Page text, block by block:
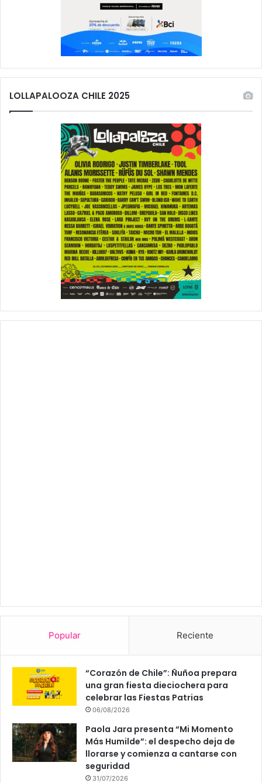
LOLLAPALOOZA CHILE 2025
Popular Reciente
“Corazón de Chile”: Ñuñoa prepara
una gran fiesta dieciochera para
celebrar las Fiestas Patrias
06/08/2026
Paola Jara presenta “Mi Momento
Más Humilde”: el despecho deja de
llorarse y comienza a cantarse con
seguridad
31/07/2026